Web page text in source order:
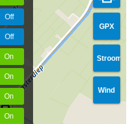
GPX
Stroom
Wind